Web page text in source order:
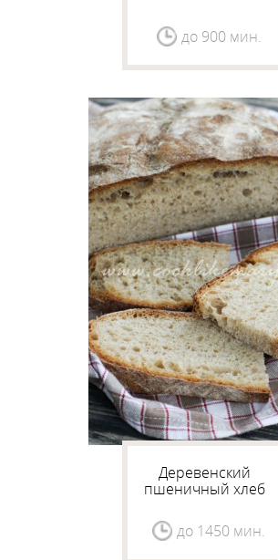
до 900 мин.
Деревенский
пшеничный хлеб
до 1450 мин.